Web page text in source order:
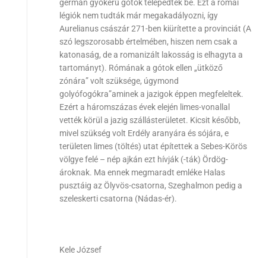
germán gyökerű gótok telepedtek be. Ezt a római
légiók nem tudták már megakadályozni, így
Aurelianus császár 271-ben kiürítette a provinciát (A
szó legszorosabb értelmében, hiszen nem csak a
katonaság, de a romanizált lakosság is elhagyta a
tartományt). Rómának a gótok ellen „ütköző
zónára” volt szüksége, úgymond
golyófogókra”aminek a jazigok éppen megfeleltek.
Ezért a háromszázas évek elején limes-vonallal
vették körül a jazig szállásterületet. Kicsit később,
mivel szükség volt Erdély aranyára és sójára, e
területen limes (töltés) utat építettek a Sebes-Körös
völgye felé – nép ajkán ezt hívják (-ták) Ördög-
ároknak. Ma ennek megmaradt emléke Halas
pusztáig az Ölyvös-csatorna, Szeghalmon pedig a
szeleskerti csatorna (Nádas-ér).
Kele József